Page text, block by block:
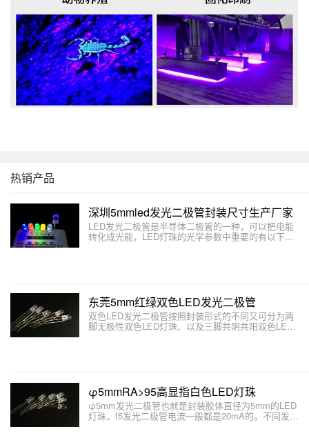
热销产品
深圳5mmled发光二极管封装尺寸生产厂家
LED发光二极管是半导体二极管的一种，可以把电能
转化成光能，LED灯珠的光学参数中重要的有以下几
东莞5mm红绿双色LED发光二极管
双色LED发光二极管按照封装形式的不同又可分为两
脚无极性双色LED灯珠、以及三脚共阴共阳双色LED
φ5mmRA>95高显指白色LED灯珠
φ5mm发光二极管也就是封装胶体直径为5mm的LED
灯珠，f5发光二极管电流一般都是20mA的。不同发光